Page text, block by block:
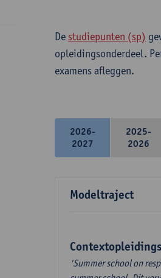
De studiepunten (sp)
opleidingsonderdeel.
examens afleggen.
2026-
2027
2025-
2026
Modeltraject
'Summer school on